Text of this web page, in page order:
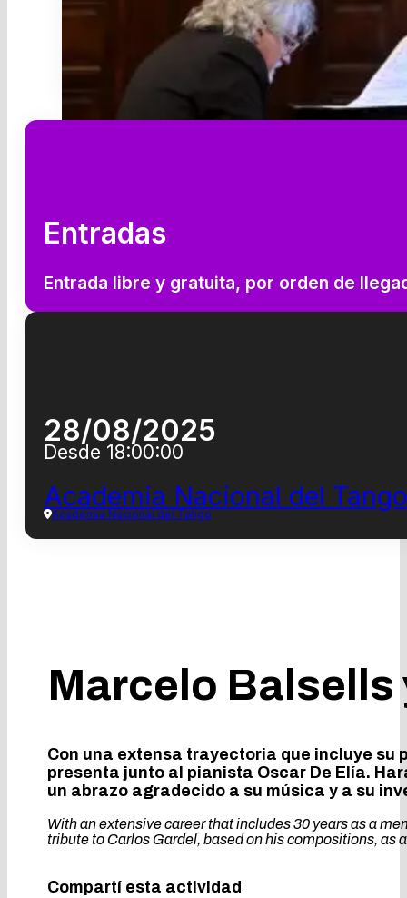
Entradas
Entrada libre y gratuita, por orden de
28/08/2025
Desde 18:00:00
Academia Nacional del Tango
Academia Nacional del Tango
Marcelo Balsells
Con una extensa trayectoria que incluye su
presenta junto al pianista Oscar De Elía.
un abrazo agradecido a su música y a su
With an extensive career that includes 30 years as a
tribute to Carlos Gardel, based on his compositions, as
Compartí esta actividad